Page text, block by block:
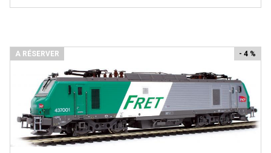
LIMA
LIONEL
LMJ MODELES REDUITS
LOCO DIFFUSION
LOCOSTYL
LOK14
A RÉSERVER - 4 %